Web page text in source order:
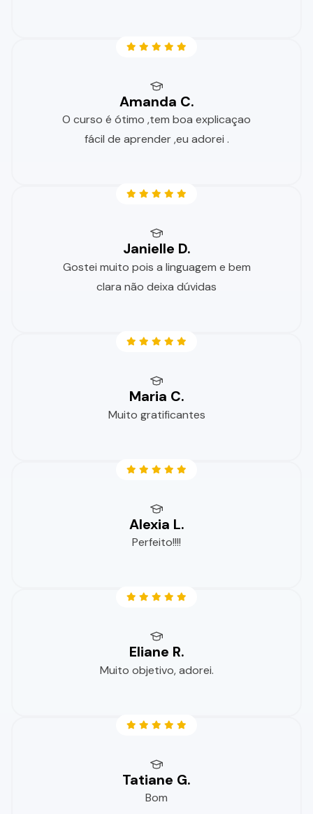
Amanda C.
O curso é ótimo ,tem boa explicaçao
fácil de aprender ,eu adorei .
Janielle D.
Gostei muito pois a linguagem e bem
clara não deixa dúvidas
Maria C.
Muito gratificantes
Alexia L.
Perfeito!!!!
Eliane R.
Muito objetivo, adorei.
Tatiane G.
Bom